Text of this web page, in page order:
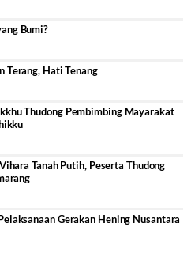
Bumi?
Terang, Hati Tenang
Thudong Pembimbing Mayarakat
Tanah Putih, Peserta Thudong
Gerakan Hening Nusantara